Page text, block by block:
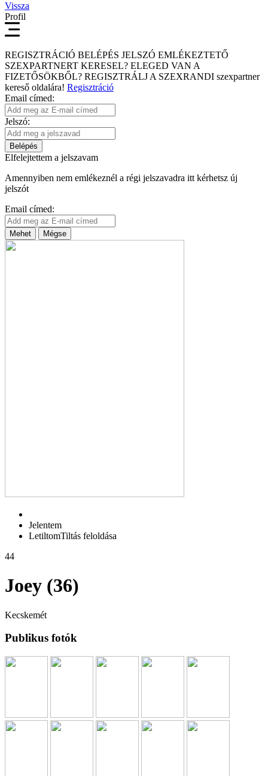
Vissza
Profil
REGISZTRÁCIÓ BELÉPÉS JELSZÓ EMLÉKEZTETŐ
SZEXPARTNERT KERESEL? ELEGED VAN A
FIZETŐSÖKBŐL? REGISZTRÁLJ A SZEXRANDI szexpartner
kereső oldalára! Regisztráció
Email címed:
Jelszó:
Belépés
Elfelejtettem a jelszavam
Amennyiben nem emlékeznél a régi jelszavadra itt kérhetsz új
jelszót
Email címed:
Mehet Mégse
Jelentem
LetiltomTiltás feloldása
44
Joey (36)
Kecskemét
Publikus fotók